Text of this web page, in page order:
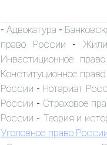
- Адвокатура -
право России -
Инвестиционное
Конституционное
России - Нотариат
России - Страховое
России - Теория и
Уголовное право